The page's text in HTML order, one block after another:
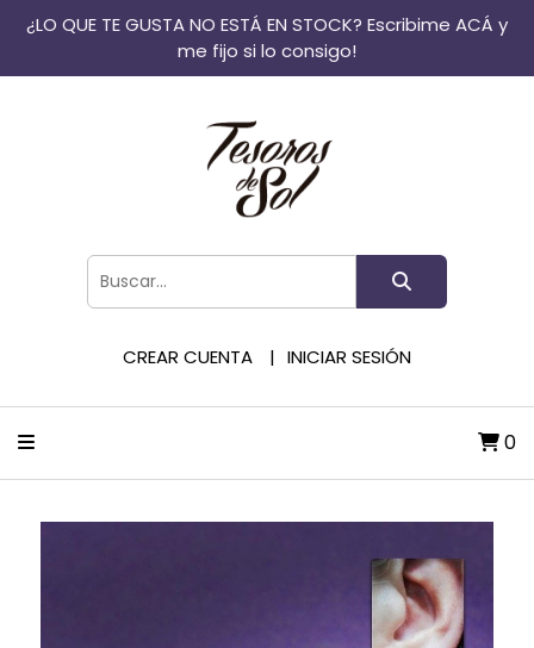
¿LO QUE TE GUSTA NO ESTÁ EN STOCK? Escribime ACÁ y
me fijo si lo consigo!
CREAR CUENTA INICIAR SESIÓN
0